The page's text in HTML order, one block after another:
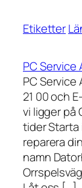
Etiketter
PC Service
PC Service
21 00 och
vi ligger på
tider Starta
reparera
namn